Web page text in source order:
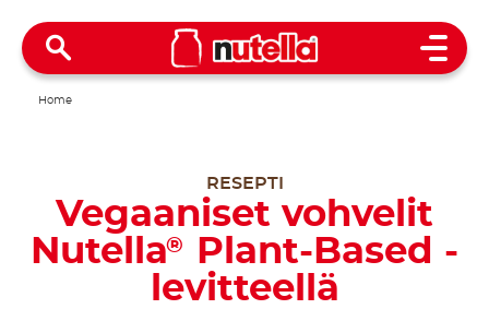
Open
Home
RESEPTI
Vegaaniset vohvelit
Nutella®
Plant-Based -
levitteellä